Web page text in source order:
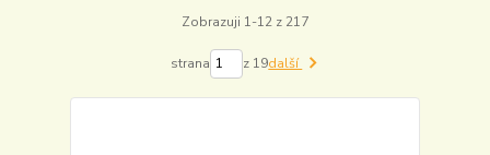
Zobrazuji 1-12 z 217
strana z 19další